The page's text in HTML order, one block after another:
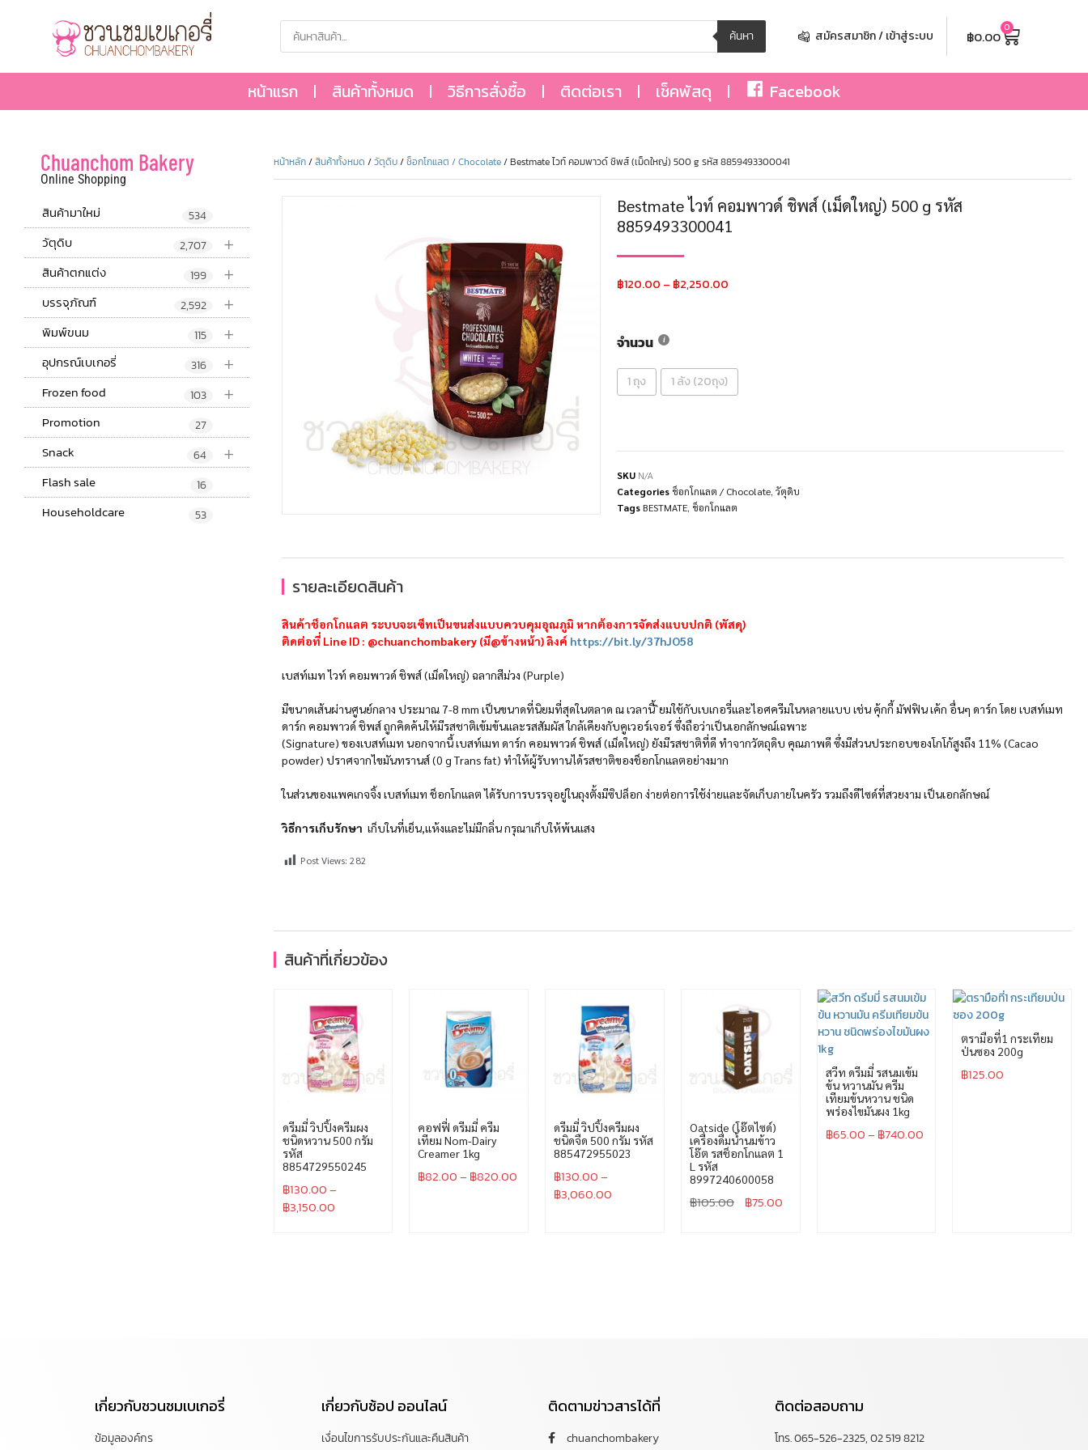
ค้นหา สมัครสมาชิก / เข้าสู่ระบบ ฿0.00 0
หน้าแรก สินค้าทั้งหมด วิธีการสั่งซื้อ ติดต่อเรา เช็คพัสดุ Facebook
Chuanchom Bakery
Online Shopping
สินค้ามาใหม่ 534
+
วัตุดิบ 2,707
+
สินค้าตกแต่ง 199
+
บรรจุภัณฑ์ 2,592
+
พิมพ์ขนม 115
+
อุปกรณ์เบเกอรี่ 316
+
Frozen food 103
Promotion 27
+
Snack 64
Flash sale 16
Householdcare 53
หน้าหลัก/สินค้าทั้งหมด /วัตุดิบ/ช็อกโกแลต / Chocolate/ Bestmate ไวท์ คอมพาวด์ ชิพส์ (เม็ดใหญ่) 500 g รหัส 8859493300041
Bestmate ไวท์ คอมพาวด์ ชิพส์ (เม็ดใหญ่) 500 g รหัส
8859493300041
฿120.00 – ฿2,250.00
จำนวน
1 ถุง 1 ลัง (20ถุง)
SKU N/A
Categories ช็อกโกแลต / Chocolate, วัตุดิบ
Tags BESTMATE, ช็อกโกแลต
รายละเอียดสินค้า
สินค้าช็อกโกแลต ระบบจะเซ็ทเป็นขนส่งแบบควบคุมอุณภูมิ หากต้องการจัดส่งแบบปกติ (พัสดุ)
ติดต่อที่ Line ID : @chuanchombakery (มี@ข้างหน้า) ลิงค์ https://bit.ly/37hJO58
เบสท์เมท ไวท์ คอมพาวด์ ชิพส์ (เม็ดใหญ่) ฉลากสีม่วง (Purple)
มีขนาดเส้นผ่านศูนย์กลาง ประมาณ 7-8 mm เป็นขนาดที่นิยมที่สุดในตลาด ณ เวลานี้ ิยมใช้กับเบเกอรี่และไอศครีมในหลายแบบ เช่น คุ้กกี้ มัฟฟิน เค้ก อื่นๆ ดาร์ก โดย เบสท์เมท
ดาร์ก คอมพาวด์ ชิพส์ ถูกคิดค้นให้มีรสชาติเข้มข้นและรสสัมผัส ใกล้เคียงกับคูเวอร์เจอร์ ซึ่งถือว่าเป็นเอกลักษณ์เฉพาะ
(Signature) ของเบสท์เมท นอกจากนี้ เบสท์เมท ดาร์ก คอมพาวด์ ชิพส์ (เม็ดใหญ่) ยังมีรสชาติที่ดี ทำจากวัตถุดิบ คุณภาพดี ซึ่งมีส่วนประกอบของโกโก้สูงถึง 11% (Cacao
powder) ปราศจากไขมันทรานส์ (0 g Trans fat) ทำให้ผู้รับทานได้รสชาติของช็อกโกแลตอย่างมาก
ในส่วนของแพคเกจจิ้ง เบสท์เมท ช็อกโกแลต ได้รับการบรรจุอยู่ในถุงตั้งมีซิปล็อก ง่ายต่อการใช้ง่ายและจัดเก็บภายในครัว รวมถึงดีไซด์ที่สวยงาม เป็นเอกลักษณ์
วิธีการเก็บรักษา เก็บในที่เย็น,แห้งและไม่มีกลิ่น กรุณาเก็บให้พ้นแสง
Post Views: 282
สินค้าที่เกี่ยวข้อง
ดรีมมี่ วิปปิ้งครีมผง
ชนิดหวาน 500 กรัม
รหัส
8854729550245
฿130.00–
฿3,150.00
คอฟฟี่ ดรีมมี่ ครีม
เทียม Nom-Dairy
Creamer 1kg
฿82.00– ฿820.00
ดรีมมี่ วิปปิ้งครีมผง
ชนิดจืด 500 กรัม รหัส
885472955023
฿130.00–
฿3,060.00
Oatside (โอ๊ตไซด์)
เครื่องดื่มน้ำนมข้าว
โอ๊ต รสช็อกโกแลต 1
L รหัส
8997240600058
฿105.00 ฿75.00
สวีท ดรีมมี่ รสนมเข้ม
ข้น หวานมัน ครีม
เทียมข้นหวาน ชนิด
พร่องไขมันผง 1kg
฿65.00– ฿740.00
ตรามือที่1 กระเทียม
ป่นซอง 200g
฿125.00
เกี่ยวกับชวนชมเบเกอรี่
ข้อมูลองค์กร
เกี่ยวกับช้อป ออนไลน์
เงื่อนไขการรับประกันและคืนสินค้า
ติดตามข่าวสารได้ที่
chuanchombakery
ติดต่อสอบถาม
โทร. 065-526-2325, 02 519 8212